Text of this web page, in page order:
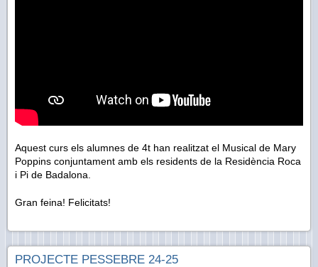
Aquest curs els alumnes de 4t han realitzat el Musical de Mary
Poppins conjuntament amb els residents de la Residència Roca
i Pi de Badalona.
Gran feina! Felicitats!
PROJECTE PESSEBRE 24-25